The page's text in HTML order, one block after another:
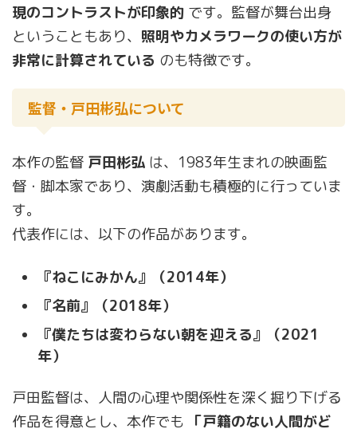
現のコントラストが印象的 です。監督が舞台出身
ということもあり、 照明やカメラワークの使い方が
非常に計算されている のも特徴です。
監督・戸田彬弘について
本作の監督 戸田彬弘 は、1983年生まれの映画監
督・脚本家であり、演劇活動も積極的に行っていま
す。
代表作には、以下の作品があります。
『ねこにみかん』（2014年）
『名前』（2018年）
『僕たちは変わらない朝を迎える』（2021
年）
戸田監督は、人間の心理や関係性を深く掘り下げる
作品を得意とし、本作でも 「戸籍のない人間がど